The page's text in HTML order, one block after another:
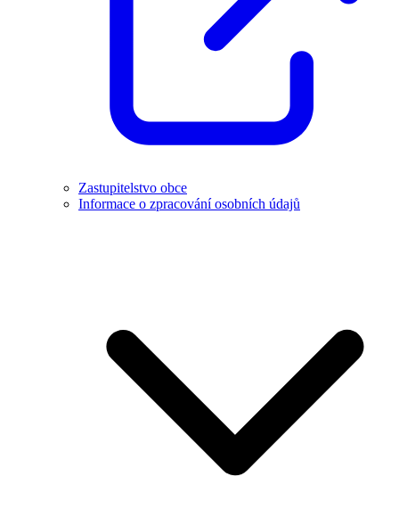
Zastupitelstvo obce
Informace o zpracování osobních údajů